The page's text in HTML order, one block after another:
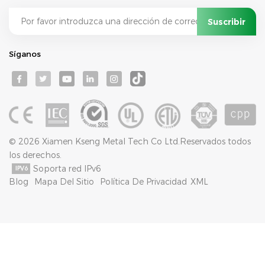
Síganos
© 2026 Xiamen Kseng Metal Tech Co Ltd.Reservados todos
los derechos.
Soporta red IPv6
Blog
Mapa Del Sitio Política De Privacidad XML